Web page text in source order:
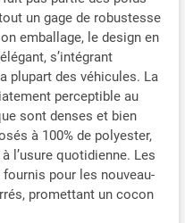
guides de ceinture
un
correct de
de sécurité.
tête rembourré
sécurité et confort
et au cou de
Le Britax Römer
dispose de
positions de
qui sont facilement
un gage de robustesse
emballage, le design en
s’intégrant
plupart des véhicules. La
perceptible au
sont denses et bien
à 100% de polyester,
l’usure quotidienne. Les
pour les nouveau-
promettant un cocon